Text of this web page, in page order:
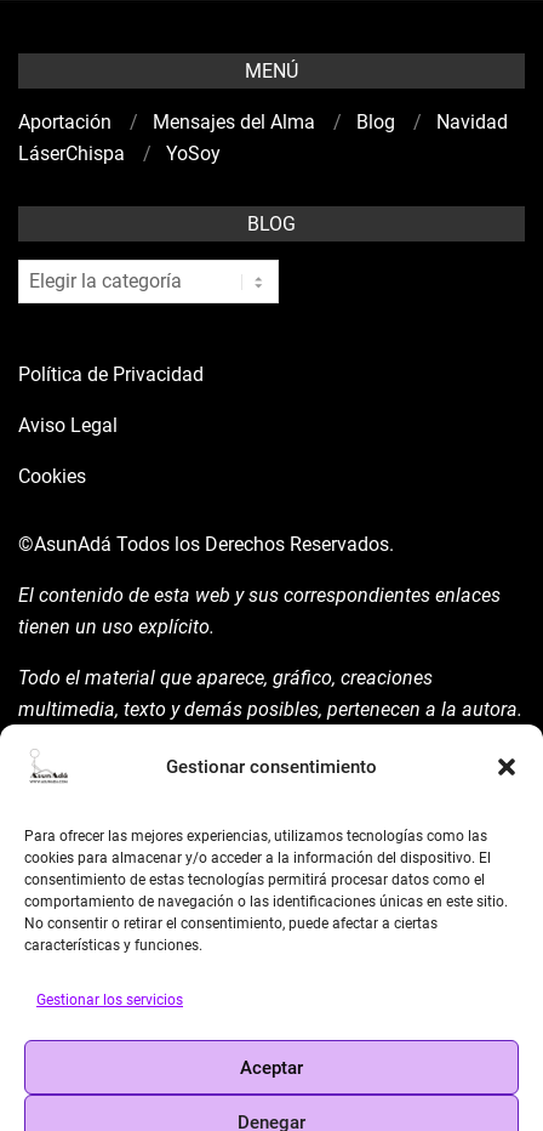
Gestionar consentimiento
Para ofrecer las mejores experiencias, utilizamos tecnologías como las
cookies para almacenar y/o acceder a la información del dispositivo. El
consentimiento de estas tecnologías permitirá procesar datos como el
comportamiento de navegación o las identificaciones únicas en este sitio.
No consentir o retirar el consentimiento, puede afectar a ciertas
características y funciones.
Gestionar los servicios
Aceptar
Denegar
MENÚ
Aportación Mensajes del Alma Blog
Navidad
LáserChispa
YoSoy
BLOG
blog
Política de Privacidad
Aviso Legal
Cookies
©AsunAdá Todos los Derechos Reservados.
El contenido de esta web y sus correspondientes enlaces
tienen un uso explícito.
Todo el material que aparece, gráfico, creaciones
multimedia, texto y demás posibles, pertenecen a la autora.
la mism para ello.
Siempre habrá de nombrarla y reconocer pues su autoría
©AsunAdá ​Gracias.